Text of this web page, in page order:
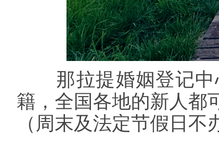
那拉提婚姻登记中
籍，全国各地的新人都
（周末及法定节假日不